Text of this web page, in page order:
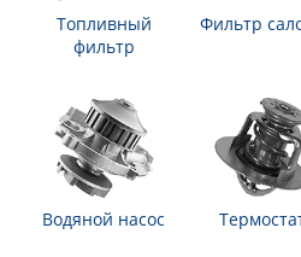
Топливный
фильтр
Фильтр
Водяной насос